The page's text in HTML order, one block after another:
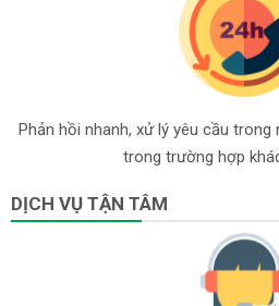
Phản hồi nhanh, xử lý yêu cầu
trong trường hợp
DỊCH VỤ TẬN TÂM